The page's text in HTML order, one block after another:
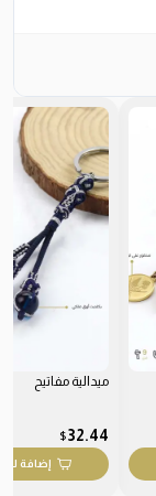
ميدالية مفاتيح
32.44
$
إضافة